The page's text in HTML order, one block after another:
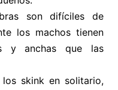
son difíciles de
los machos tienen
y anchas que las
skink en solitario,